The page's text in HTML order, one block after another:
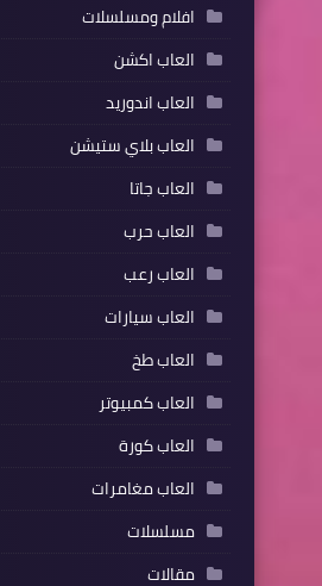
افلام ومسلسلات
العاب اكشن
العاب اندوريد
العاب بلاي ستيشن
العاب جاتا
العاب حرب
العاب رعب
العاب سيارات
العاب طخ
العاب كمبيوتر
العاب كورة
العاب مغامرات
مسلسلات
مقالات